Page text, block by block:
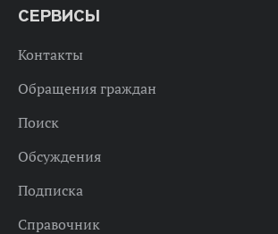
СЕРВИСЫ
Контакты
Обращения граждан
Поиск
Обсуждения
Подписка
Справочник